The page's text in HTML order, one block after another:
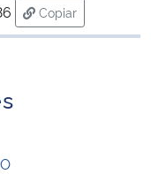
Copiar
para área de